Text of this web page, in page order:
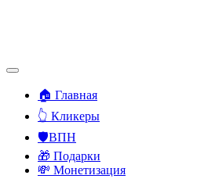
🏠 Главная
👆 Кликеры
🛡️ВПН
🎁 Подарки
💸 Монетизация